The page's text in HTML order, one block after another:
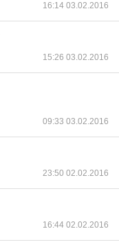
16:14 03.02.2016
15:26 03.02.2016
09:33 03.02.2016
23:50 02.02.2016
16:44 02.02.2016